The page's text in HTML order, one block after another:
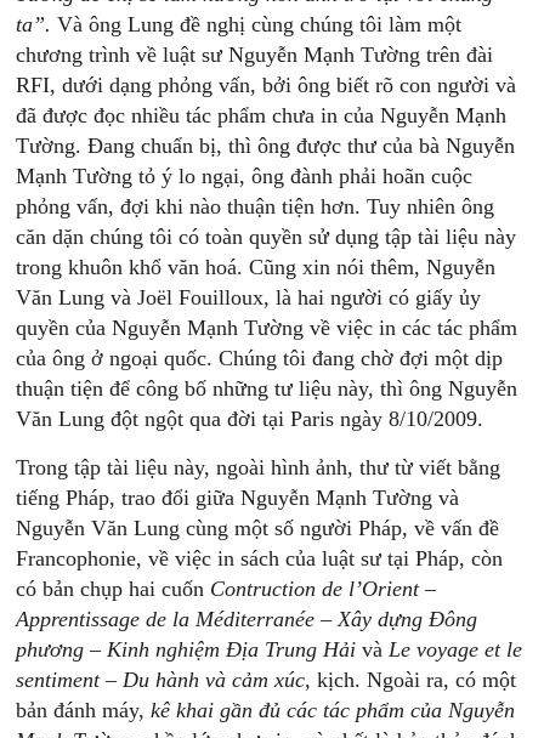
ta”. Và ông Lung đề nghị cùng chúng tôi làm một
chương trình về luật sư Nguyễn Mạnh Tường trên đài
RFI, dưới dạng phỏng vấn, bởi ông biết rõ con người và
đã được đọc nhiều tác phẩm chưa in của Nguyễn Mạnh
Tường. Đang chuẩn bị, thì ông được thư của bà Nguyễn
Mạnh Tường tỏ ý lo ngại, ông đành phải hoãn cuộc
phỏng vấn, đợi khi nào thuận tiện hơn. Tuy nhiên ông
căn dặn chúng tôi có toàn quyền sử dụng tập tài liệu này
trong khuôn khổ văn hoá. Cũng xin nói thêm, Nguyễn
Văn Lung và Joël Fouilloux, là hai người có giấy ủy
quyền của Nguyễn Mạnh Tường về việc in các tác phẩm
của ông ở ngoại quốc. Chúng tôi đang chờ đợi một dịp
thuận tiện để công bố những tư liệu này, thì ông Nguyễn
Văn Lung đột ngột qua đời tại Paris ngày 8/10/2009.
Trong tập tài liệu này, ngoài hình ảnh, thư từ viết bằng
tiếng Pháp, trao đổi giữa Nguyễn Mạnh Tường và
Nguyễn Văn Lung cùng một số người Pháp, về vấn đề
Francophonie, về việc in sách của luật sư tại Pháp, còn
có bản chụp hai cuốn Contruction de l’Orient –
Apprentissage de la Méditerranée – Xây dựng Đông
phương – Kinh nghiệm Địa Trung Hải và Le voyage et le
sentiment– Du hành và cảm xúc, kịch. Ngoài ra, có một
bản đánh máy,kê khai gần đủ các tác phẩm của Nguyễn